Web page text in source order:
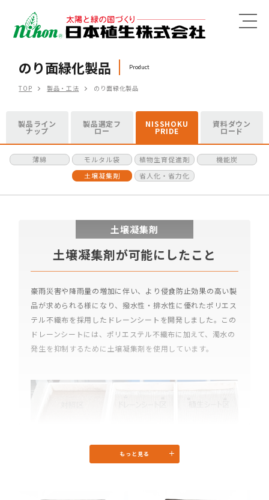
MENU
のり面緑化製品 Product
TOP 製品・工法 のり面緑化製品
製品ライン
ナップ
製品選定フ
ロー
NISSHOKU
PRIDE
資料ダウン
ロード
薄綿 モルタル袋 植物生育促進剤
機能炭
土壌凝集剤
省人化・省力化
土壌凝集剤
土壌凝集剤が可能にしたこと
豪雨災害や降雨量の増加に伴い、より侵食防止効果の高い製
品が求められる様になり、撥水性・排水性に優れたポリエス
テル不織布を採用したドレーンシートを開発しました。この
ドレーンシートには、ポリエステル不織布に加えて、濁水の
発生を抑制するために土壌凝集剤を使用しています。
もっと見る